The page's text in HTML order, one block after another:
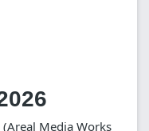
Media Works